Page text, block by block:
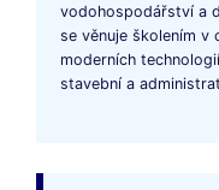
vodohospodářství a
se věnuje školením v
moderních
stavební a